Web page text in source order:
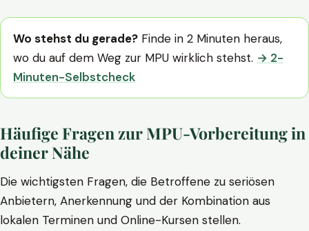
Wo stehst du gerade? Finde in 2 Minuten heraus,
wo du auf dem Weg zur MPU wirklich stehst. → 2-
Minuten-Selbstcheck
Häufige Fragen zur MPU-Vorbereitung in
deiner Nähe
Die wichtigsten Fragen, die Betroffene zu seriösen
Anbietern, Anerkennung und der Kombination aus
lokalen Terminen und Online-Kursen stellen.